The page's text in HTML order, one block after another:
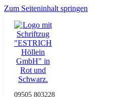
Zum Seiteninhalt springen
09505 803228